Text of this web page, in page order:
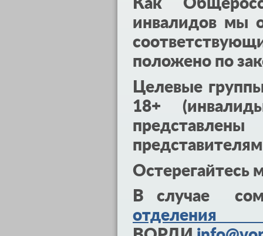
Как
инвалидов мы
положено по
Целевые
18+
Остерегайтесь
В случае
отделения